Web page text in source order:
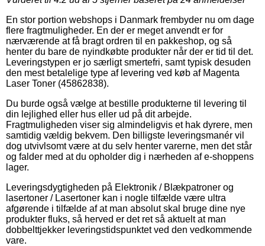
En stor portion webshops i Danmark frembyder nu om dage
flere fragtmuligheder. En der er meget anvendt er for
nærværende at få bragt ordren til en pakkeshop, og så
henter du bare de nyindkøbte produkter når der er tid til det.
Leveringstypen er jo særligt smertefri, samt typisk desuden
den mest betalelige type af levering ved køb af Magenta
Laser Toner (45862838).
Du burde også vælge at bestille produkterne til levering til
din lejlighed eller hus eller ud på dit arbejde.
Fragtmuligheden viser sig almindeligvis et hak dyrere, men
samtidig vældig bekvem. Den billigste leveringsmanér vil
dog utvivlsomt være at du selv henter varerne, men det står
og falder med at du opholder dig i nærheden af e-shoppens
lager.
Leveringsdygtigheden på Elektronik / Blækpatroner og
lasertoner / Lasertoner kan i nogle tilfælde være ultra
afgørende i tilfælde af at man absolut skal bruge dine nye
produkter fluks, så herved er det ret så aktuelt at man
dobbelttjekker leveringstidspunktet ved den vedkommende
vare.